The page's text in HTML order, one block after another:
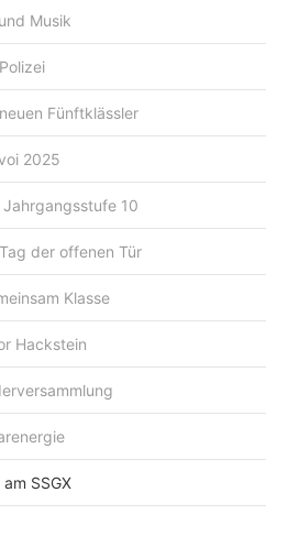
Musik
Fünftklässler
2025
10
der offenen Tür
Klasse
Hackstein
SSGX